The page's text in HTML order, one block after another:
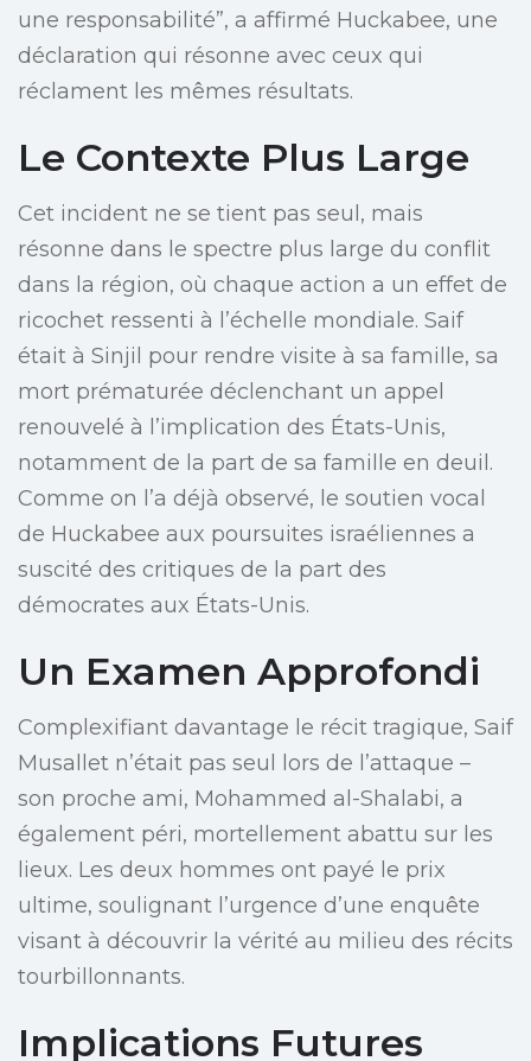
une responsabilité”, a affirmé Huckabee, une
déclaration qui résonne avec ceux qui
réclament les mêmes résultats.
Le Contexte Plus Large
Cet incident ne se tient pas seul, mais
résonne dans le spectre plus large du conflit
dans la région, où chaque action a un effet de
ricochet ressenti à l’échelle mondiale. Saif
était à Sinjil pour rendre visite à sa famille, sa
mort prématurée déclenchant un appel
renouvelé à l’implication des États-Unis,
notamment de la part de sa famille en deuil.
Comme on l’a déjà observé, le soutien vocal
de Huckabee aux poursuites israéliennes a
suscité des critiques de la part des
démocrates aux États-Unis.
Un Examen Approfondi
Complexifiant davantage le récit tragique, Saif
Musallet n’était pas seul lors de l’attaque –
son proche ami, Mohammed al-Shalabi, a
également péri, mortellement abattu sur les
lieux. Les deux hommes ont payé le prix
ultime, soulignant l’urgence d’une enquête
visant à découvrir la vérité au milieu des récits
tourbillonnants.
Implications Futures